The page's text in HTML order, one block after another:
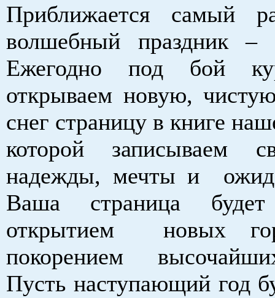
Приближается самый
волшебный праздник
Ежегодно под бой
открываем новую,
снег страницу в книге
которой записываем
надежды, мечты и
Ваша страница будет
открытием новых
покорением
Пусть наступающий год